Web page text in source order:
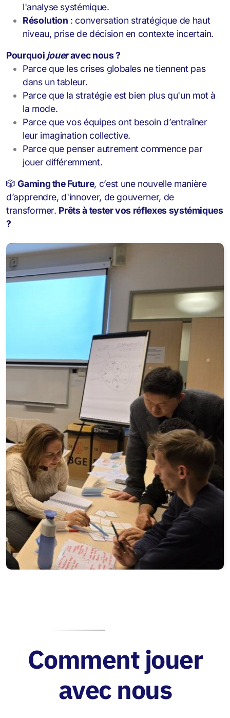
l'analyse systémique.
Résolution : conversation stratégique de haut
niveau, prise de décision en contexte incertain.
Pourquoi joueravec nous ?
Parce que les crises globales ne tiennent pas
dans un tableur.
Parce que la stratégie est bien plus qu'un mot à
la mode.
Parce que vos équipes ont besoin d’entraîner
leur imagination collective.
Parce que penser autrement commence par
jouer différemment.
🎲Gaming the Future, c’est une nouvelle manière
d’apprendre, d'innover, de gouverner, de
transformer. Prêts à tester vos réflexes systémiques
?
Comment jouer
avec nous